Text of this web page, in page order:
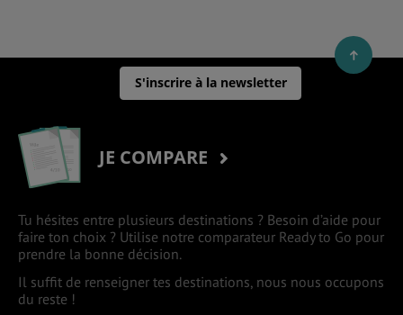
S'inscrire à la newsletter
JE COMPARE
Tu hésites entre plusieurs destinations ? Besoin d’aide pour
faire ton choix ? Utilise notre comparateur Ready to Go pour
prendre la bonne décision.
Il suffit de renseigner tes destinations, nous nous occupons
du reste !